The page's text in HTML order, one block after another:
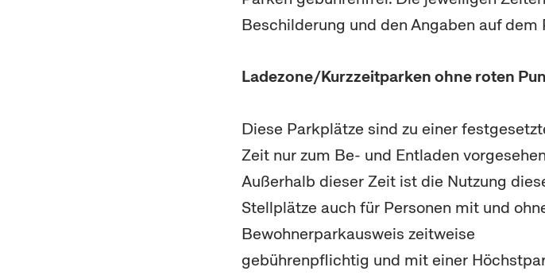
Beschilderung und den Angaben auf
Ladezone/Kurzzeitparken ohne roten
Diese Parkplätze sind zu einer
Zeit nur zum Be- und Entladen
Außerhalb dieser Zeit ist die Nutzung
Stellplätze auch für Personen mit und
Bewohnerparkausweis zeitweise
gebührenpflichtig und mit einer